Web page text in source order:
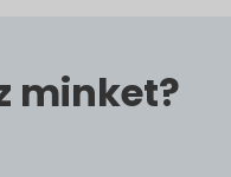
minket?